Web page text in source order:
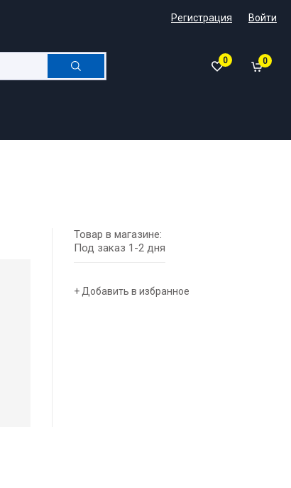
Регистрация Войти
0 0
Товар в магазине:
Под заказ 1-2 дня
+ Добавить в избранное